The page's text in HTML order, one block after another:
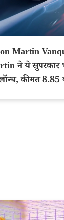
Martin Vanquish
ने ये सुपरकार
कीमत